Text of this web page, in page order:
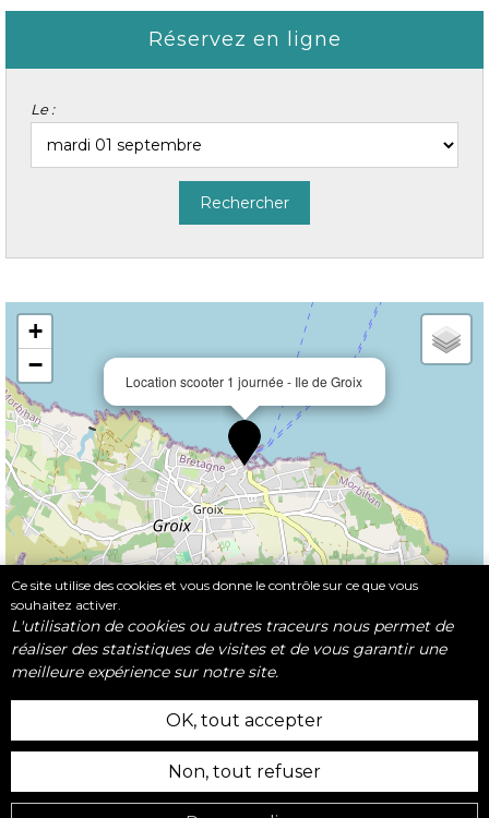
Réservez en ligne
Le :
Location scooter 1 journée - Ile de Groix
+
−
Leaflet |©OpenStreetMap
Mentions Légales
CGV
Ce site utilise des cookies et vous donne le contrôle sur ce que vous
souhaitez activer.
L'utilisation de cookies ou autres traceurs nous permet de
réaliser des statistiques de visites et de vous garantir une
meilleure expérience sur notre site.
OK, tout accepter
Non, tout refuser